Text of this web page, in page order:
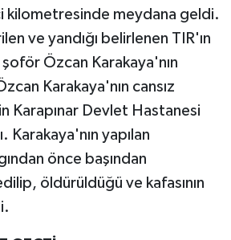
kilometresinde meydana geldi.
ve yandığı belirlenen TIR'ın
Özcan Karakaya'nın
Karakaya'nın cansız
Karapınar Devlet Hastanesi
Karakaya'nın yapılan
önce başından
öldürüldüğü ve kafasının